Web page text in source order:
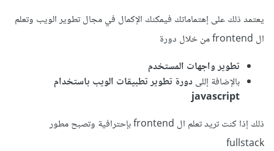
يعتمد ذلك على إهتماماتك فيمكنك الإكمال في مجال تطوير الويب وتعلم
ال frontend من خلال دورة
تطوير واجهات المستخدم
بالإضافة إللىدورة تطوير تطبيقات الويب باستخدام
javascript
ذلك إذا كنت تريد تعلم ال frontend بإحترافية وتصبح مطور
fullstack